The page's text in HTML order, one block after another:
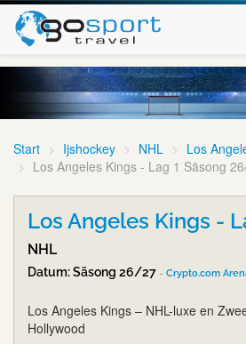
Start Ijshockey NHL
Los
Los Angeles Kings - Lag 1 Säsong
Los Angeles Kings -
NHL
Datum: Säsong 26/27 - Crypto.com
Los Angeles Kings – NHL-luxe en
Hollywood